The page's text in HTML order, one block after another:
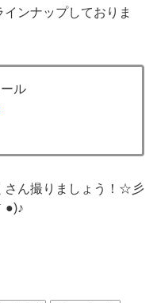
ンナップしておりま
ル
さん撮りましょう！☆彡
●)♪